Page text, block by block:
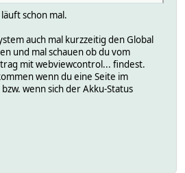
schon mal.
auch mal kurzzeitig den Global
und mal schauen ob du vom
mit webviewcontrol... findest.
wenn du eine Seite im
wenn sich der Akku-Status